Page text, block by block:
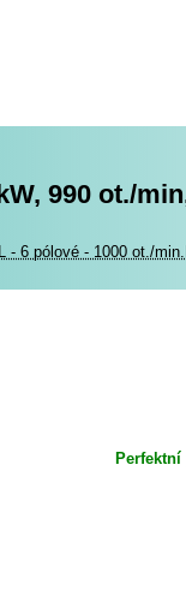
990 ot./
- 6 pólové - 1000 ot./min.